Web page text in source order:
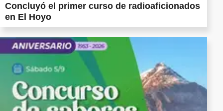
Concluyó el primer curso de radioaficionados
en El Hoyo